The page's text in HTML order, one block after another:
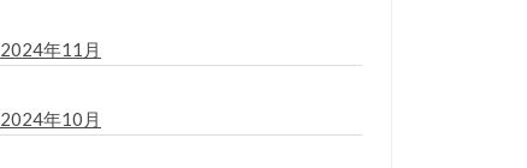
2024年11月
2024年10月